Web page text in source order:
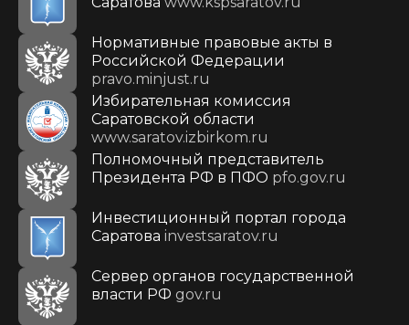
Нормативные правовые акты в
Российской Федерации
pravo.minjust.ru
Избирательная комиссия
Саратовской области
www.saratov.izbirkom.ru
Полномочный представитель
Президента РФ в ПФО pfo.gov.ru
Инвестиционный портал города
Саратова investsaratov.ru
Сервер органов государственной
власти РФ gov.ru